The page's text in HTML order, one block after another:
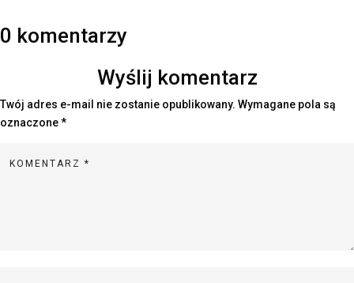
0 komentarzy
Wyślij komentarz
Twój adres e-mail nie zostanie opublikowany. Wymagane pola są
oznaczone*